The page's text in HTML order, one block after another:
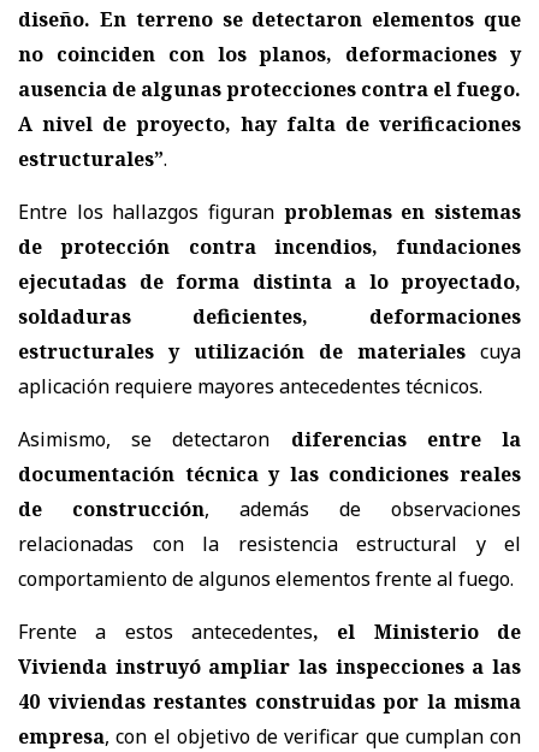
diseño. En terreno se detectaron elementos que
no coinciden con los planos, deformaciones y
ausencia de algunas protecciones contra el fuego.
A nivel de proyecto, hay falta de verificaciones
estructurales”.
Entre los hallazgos figuran problemas en sistemas
de protección contra incendios, fundaciones
ejecutadas de forma distinta a lo proyectado,
soldaduras deficientes, deformaciones
estructurales y utilización de materiales cuya
aplicación requiere mayores antecedentes técnicos.
Asimismo, se detectaron diferencias entre la
documentación técnica y las condiciones reales
de construcción, además de observaciones
relacionadas con la resistencia estructural y el
comportamiento de algunos elementos frente al fuego.
Frente a estos antecedentes, el Ministerio de
Vivienda instruyó ampliar las inspecciones a las
40 viviendas restantes construidas por la misma
empresa, con el objetivo de verificar que cumplan con